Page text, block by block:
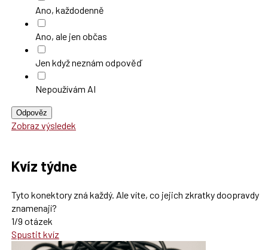
Ano, každodenně
Ano, ale jen občas
Jen když neznám odpověď
Nepoužívám AI
Odpověz
Zobraz výsledek
Kvíz týdne
Tyto konektory zná každý. Ale víte, co jejich zkratky doopravdy
znamenají?
1/9 otázek
Spustit kvíz